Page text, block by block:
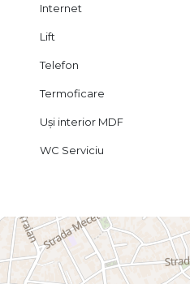
Internet
Lift
Telefon
Termoficare
Uși interior MDF
WC Serviciu